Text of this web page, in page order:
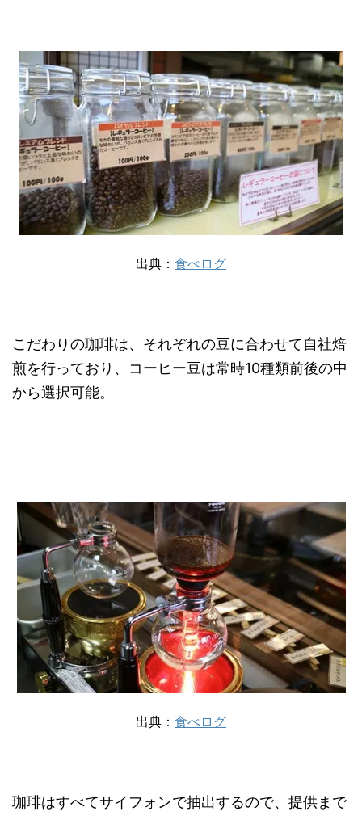
出典： 食べログ
こだわりの珈琲は、それぞれの豆に合わせて自社焙
煎を行っており、コーヒー豆は常時10種類前後の中
から選択可能。
出典： 食べログ
珈琲はすべてサイフォンで抽出するので、提供まで